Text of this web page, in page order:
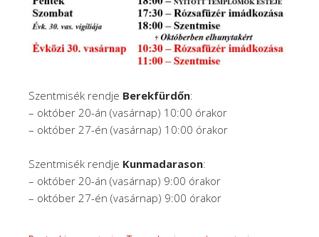
Szentmisék rendje Berekfürdőn:
– október 20-án (vasárnap) 10:00 órakor
– október 27-én (vasárnap) 10:00 órakor
Szentmisék rendje Kunmadarason:
– október 20-án (vasárnap) 9:00 órakor
– október 27-én (vasárnap) 9:00 órakor